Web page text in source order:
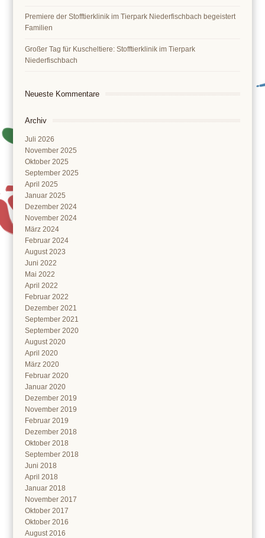
Premiere der Stofftierklinik im Tierpark Niederfischbach begeistert
Familien
Großer Tag für Kuscheltiere: Stofftierklinik im Tierpark
Niederfischbach
Neueste Kommentare
Archiv
Juli 2026
November 2025
Oktober 2025
September 2025
April 2025
Januar 2025
Dezember 2024
November 2024
März 2024
Februar 2024
August 2023
Juni 2022
Mai 2022
April 2022
Februar 2022
Dezember 2021
September 2021
September 2020
August 2020
April 2020
März 2020
Februar 2020
Januar 2020
Dezember 2019
November 2019
Februar 2019
Dezember 2018
Oktober 2018
September 2018
Juni 2018
April 2018
Januar 2018
November 2017
Oktober 2017
Oktober 2016
August 2016